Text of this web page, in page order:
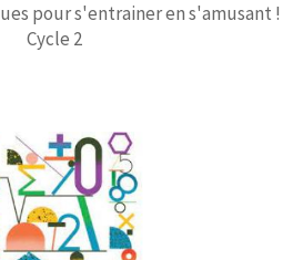
pour s'entrainer en s'amusant !
Cycle 2